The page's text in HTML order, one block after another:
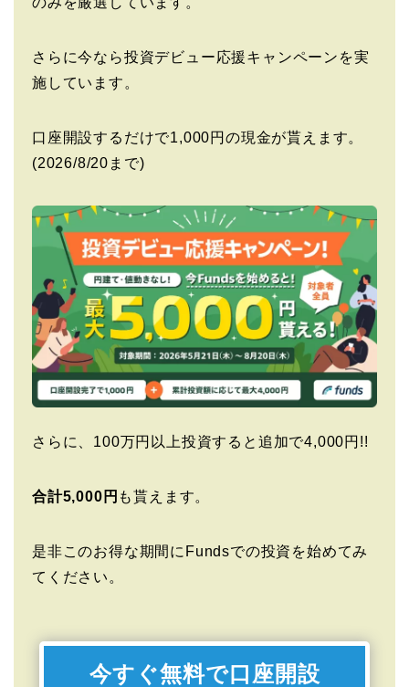
さらに今なら投資デビュー応援キャンペーンを実
施しています。
口座開設するだけで1,000円の現金が貰えます。
(2026/8/20まで)
さらに、100万円以上投資すると追加で4,000円!!
合計5,000円 も貰えます。
是非このお得な期間にFundsでの投資を始めてみ
てください。
今すぐ無料で口座開設